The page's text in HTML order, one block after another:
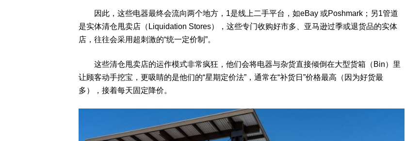
因此，这些电器最终会流向两个地方，1是线上二手平台，如eBay 或Poshmark；另1管道
是实体清仓甩卖店（Liquidation Stores），这些专门收购好市多、亚马逊过季或退货品的实体
店，往往会采用超刺激的“统一定价制”。
这些清仓甩卖店的运作模式非常疯狂，他们会将电器与杂货直接倾倒在大型货箱（Bin）里
让顾客动手挖宝，更吸睛的是他们的“星期定价法”，通常在“补货日”价格最高（因为好货最
多），接着每天固定降价。